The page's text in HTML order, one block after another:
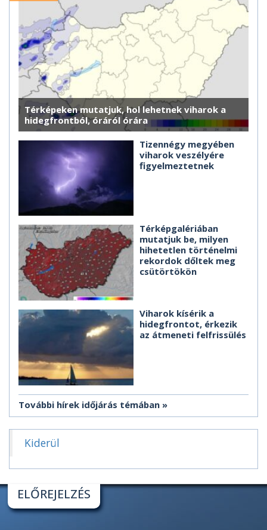
Térképeken mutatjuk, hol lehetnek viharok a
hidegfrontból, óráról órára
Tizennégy megyében
viharok veszélyére
figyelmeztetnek
Térképgalériában
mutatjuk be, milyen
hihetetlen történelmi
rekordok dőltek meg
csütörtökön
Viharok kísérik a
hidegfrontot, érkezik
az átmeneti felfrissülés
További hírek időjárás témában
Kiderül
ELŐREJELZÉS